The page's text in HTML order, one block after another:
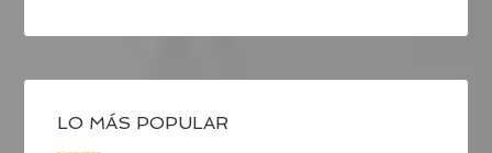
LO MÁS POPULAR